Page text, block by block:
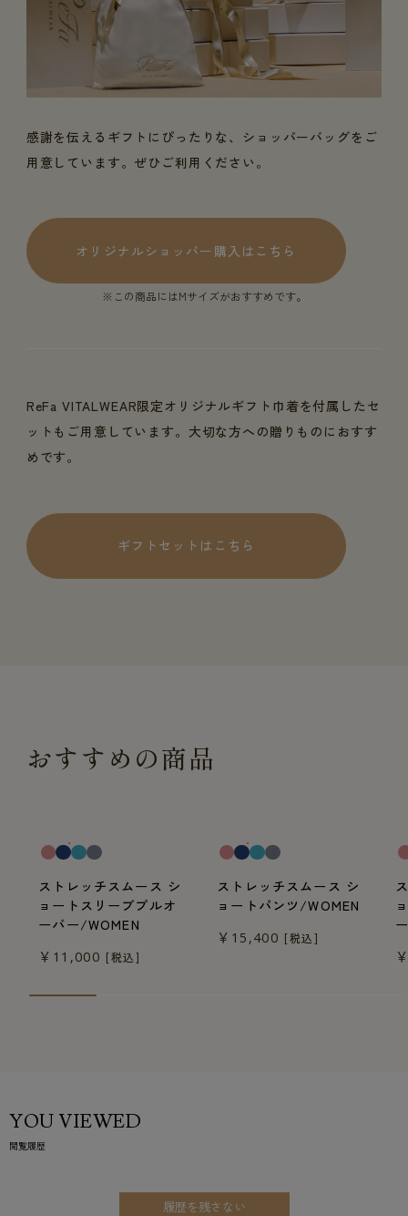
感謝を伝えるギフトにぴったりな、ショッパーバッグをご
用意しています。ぜひご利用ください。
オリジナルショッパー購入はこちら
※この商品にはMサイズがおすすめです。
ReFa VITALWEAR限定オリジナルギフト巾着を付属したセ
ットもご用意しています。大切な方への贈りものにおすす
めです。
ギフトセットはこちら
おすすめの商品
ストレッチスムース シ
ョートスリーブプルオ
ーバー/WOMEN
￥11,000 [税込]
ストレッチスムース シ
ョートパンツ/WOMEN
￥15,400 [税込]
YOU VIEWED
閲覧履歴
履歴を残さない